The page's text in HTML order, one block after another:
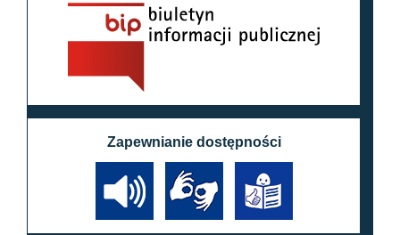
Zapewnianie dostępności